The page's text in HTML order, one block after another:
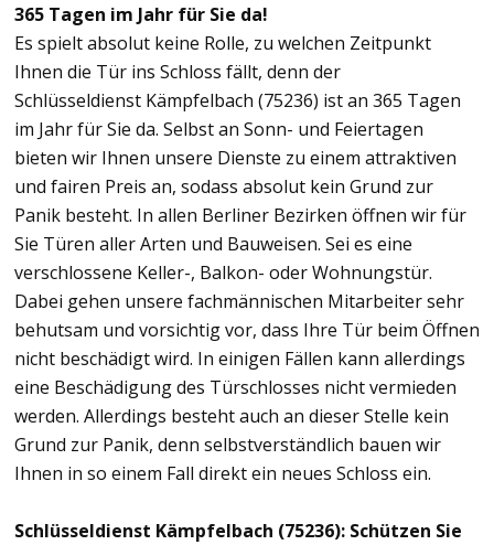
365 Tagen im Jahr für Sie da!
Es spielt absolut keine Rolle, zu welchen Zeitpunkt
Ihnen die Tür ins Schloss fällt, denn der
Schlüsseldienst Kämpfelbach (75236) ist an 365 Tagen
im Jahr für Sie da. Selbst an Sonn- und Feiertagen
bieten wir Ihnen unsere Dienste zu einem attraktiven
und fairen Preis an, sodass absolut kein Grund zur
Panik besteht. In allen Berliner Bezirken öffnen wir für
Sie Türen aller Arten und Bauweisen. Sei es eine
verschlossene Keller-, Balkon- oder Wohnungstür.
Dabei gehen unsere fachmännischen Mitarbeiter sehr
behutsam und vorsichtig vor, dass Ihre Tür beim Öffnen
nicht beschädigt wird. In einigen Fällen kann allerdings
eine Beschädigung des Türschlosses nicht vermieden
werden. Allerdings besteht auch an dieser Stelle kein
Grund zur Panik, denn selbstverständlich bauen wir
Ihnen in so einem Fall direkt ein neues Schloss ein.
Schlüsseldienst Kämpfelbach (75236): Schützen Sie